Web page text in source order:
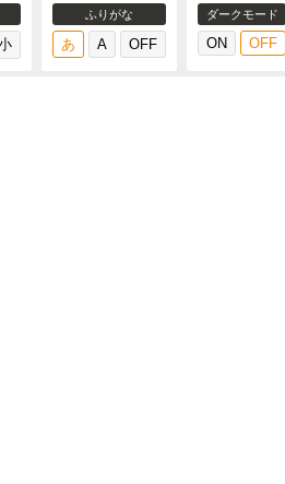
ふりがな ダークモード